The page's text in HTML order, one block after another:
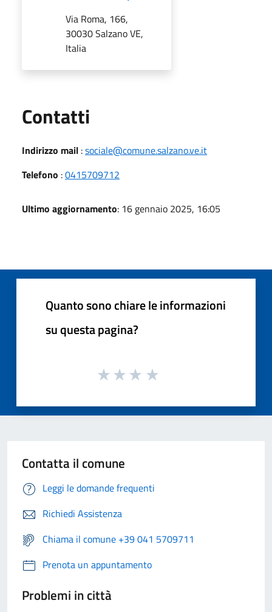
Via Roma, 166,
30030 Salzano VE,
Italia
Contatti
Indirizzo mail :sociale@comune.salzano.ve.it
Telefono :0415709712
Ultimo aggiornamento: 16 gennaio 2025, 16:05
Quanto sono chiare le informazioni
su questa pagina?
Contatta il comune
Leggi le domande frequenti
Richiedi Assistenza
Chiama il comune +39 041 5709711
Prenota un appuntamento
Problemi in città